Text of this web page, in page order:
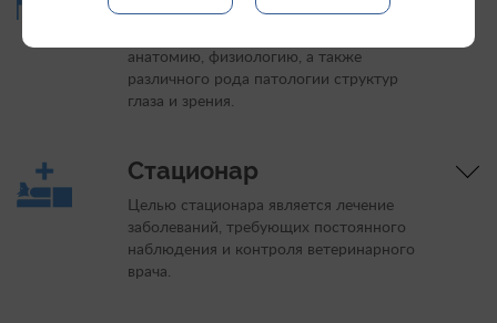
Офтальмология — это область
анатомию, физиологию, а также
различного рода патологии структур
глаза и зрения.
Стационар
Целью стационара является лечение
заболеваний, требующих постоянного
наблюдения и контроля ветеринарного
врача.